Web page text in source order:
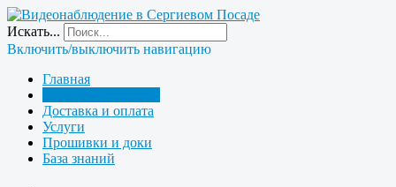
Искать...
Включить/выключить навигацию
Главная
Доставка и оплата
Услуги
Прошивки и доки
База знаний